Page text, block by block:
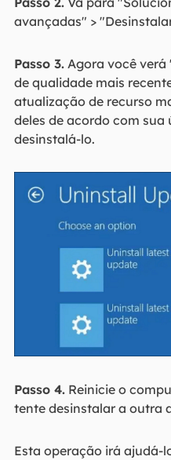
avançadas" >
Passo 3.Agora você verá
de qualidade mais
atualização de recurso
deles de acordo com
desinstalá-lo.
Passo 4.Reinicie o
tente desinstalar a outra
Esta operação irá ajudá-